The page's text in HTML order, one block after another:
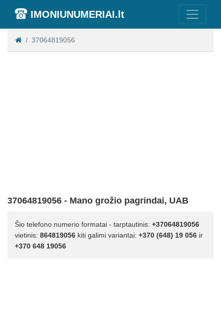
IMONIUNUMERIAI.lt
37064819056
37064819056 - Mano grožio pagrindai, UAB
Šio telefono numerio formatai - tarptautinis: +37064819056
vietinis: 864819056 kiti galimi variantai: +370 (648) 19 056 ir
+370 648 19056